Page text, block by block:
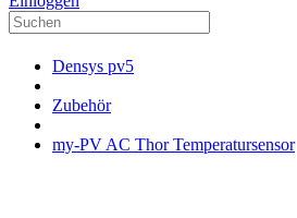
Densys pv5
Zubehör
my-PV AC Thor Temperatursensor